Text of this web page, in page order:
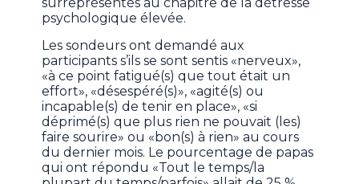
psychologique élevée.
Les sondeurs ont demandé aux
participants s’ils se sont sentis «nerveux»,
«à ce point fatigué(s) que tout était un
effort», «désespéré(s)», «agité(s) ou
incapable(s) de tenir en place», «si
déprimé(s) que plus rien ne pouvait (les)
faire sourire» ou «bon(s) à rien» au cours
du dernier mois. Le pourcentage de papas
qui ont répondu «Tout le temps/la